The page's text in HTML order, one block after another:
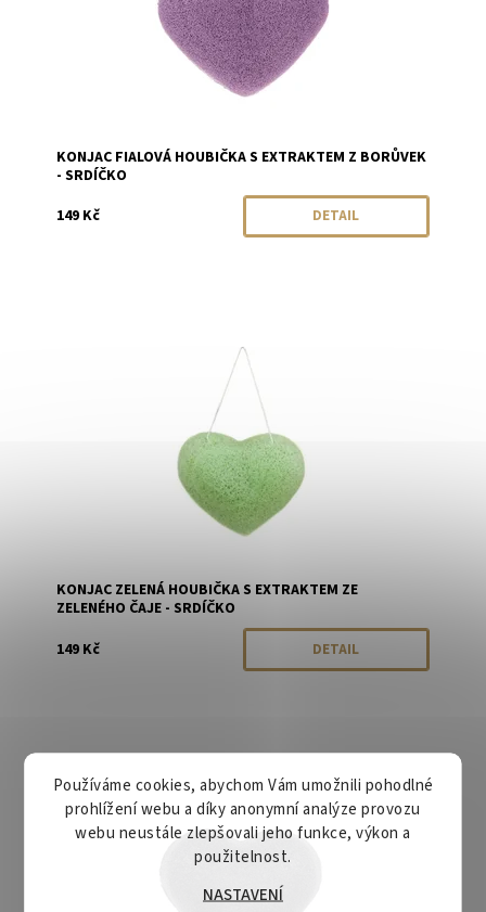
KONJAC FIALOVÁ HOUBIČKA S EXTRAKTEM Z BORŮVEK
- SRDÍČKO
149 Kč
DETAIL
KONJAC ZELENÁ HOUBIČKA S EXTRAKTEM ZE
ZELENÉHO ČAJE - SRDÍČKO
149 Kč
DETAIL
Dostupnost:
Momentálně vyprodáno
Značka:
Konjac
Používáme cookies, abychom Vám umožnili pohodlné
prohlížení webu a díky anonymní analýze provozu
webu neustále zlepšovali jeho funkce, výkon a
použitelnost.
NASTAVENÍ